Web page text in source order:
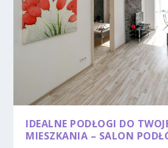
IDEALNE PODŁOGI DO
MIESZKANIA – SALON